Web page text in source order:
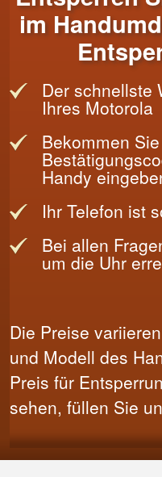
im
Der schnellste
Ihres Motorola
Bekommen
Handy
Ihr Telefon ist
Bei allen
um die Uhr
Die Preise
und Modell des
Preis für
sehen, füllen Sie